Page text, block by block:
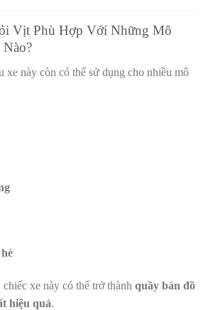
Vịt Phù Hợp Với Những Mô
xe này còn có thể sử dụng cho nhiều mô
xe này có thể trở thành quầy bán đồ
hiệu quả.